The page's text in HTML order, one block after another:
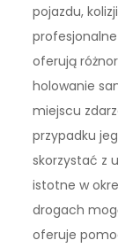
pojazdu,
oferują
holowanie
miejscu
przypadku
skorzystać z
istotne w
drogach
oferuje